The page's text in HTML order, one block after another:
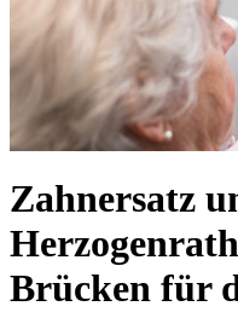
Zahnersatz
Brücken für